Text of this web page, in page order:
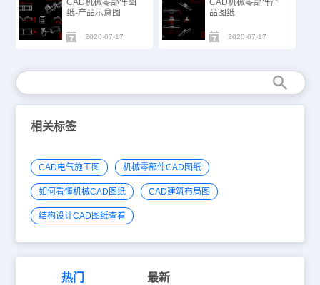
CAD机械零部件图
纸-产品示意图
2020-07-17
CAD机械零部件产
品图纸
2020-07-17
相关标签
CAD电气施工图 机械零部件CAD图纸
如何看懂机械CAD图纸 CAD建筑布局图
结构设计CAD图纸查看
热门 最新